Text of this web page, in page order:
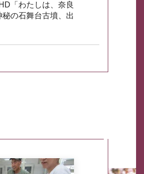
「わたしは、奈良
の石舞台古墳、出